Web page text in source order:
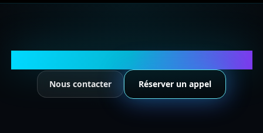
Nous contacter Réserver un appel